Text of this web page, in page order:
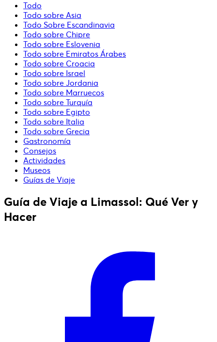
Todo
Todo sobre Asia
Todo Sobre Escandinavia
Todo sobre Chipre
Todo sobre Eslovenia
Todo sobre Emiratos Árabes
Todo sobre Croacia
Todo sobre Israel
Todo sobre Jordania
Todo sobre Marruecos
Todo sobre Turquía
Todo sobre Egipto
Todo sobre Italia
Todo sobre Grecia
Gastronomía
Consejos
Actividades
Museos
Guías de Viaje
Guía de Viaje a Limassol: Qué Ver y
Hacer